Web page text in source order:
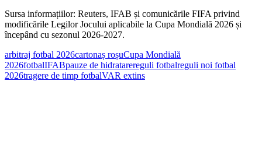
Sursa informațiilor: Reuters, IFAB și comunicările FIFA privind
modificările Legilor Jocului aplicabile la Cupa Mondială 2026 și
începând cu sezonul 2026-2027.
arbitraj fotbal 2026cartonaș roșuCupa Mondială
2026fotbalIFABpauze de hidratarereguli fotbalreguli noi fotbal
2026tragere de timp fotbalVAR extins